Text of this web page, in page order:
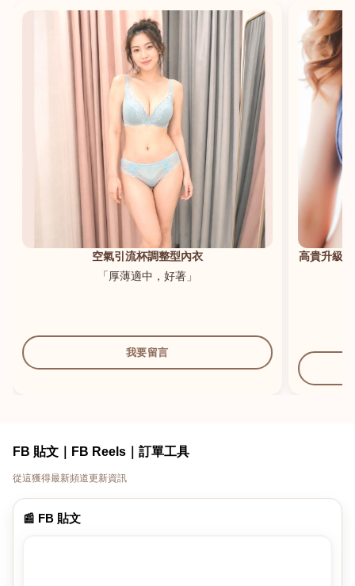
空氣引流杯調整型內衣
「厚薄適中，好著」
我要留言
高貴升級
FB 貼文｜FB Reels｜訂單工具
從這獲得最新頻道更新資訊
📰 FB 貼文
港澳中文
English